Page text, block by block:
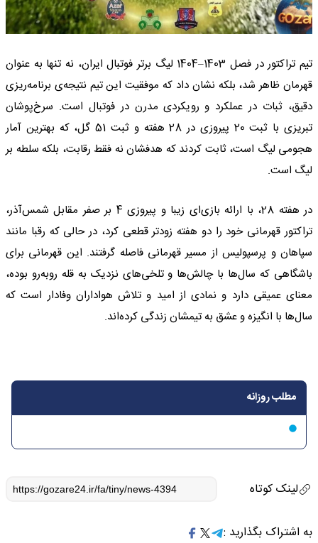
تیم تراکتور در فصل 1403–1404 لیگ برتر فوتبال ایران، نه تنها به عنوان
قهرمان ظاهر شد، بلکه نشان داد که موفقیت این تیم نتیجه‌ی برنامه‌ریزی
دقیق، ثبات در عملکرد و رویکردی مدرن در فوتبال است. سرخ‌پوشان
تبریزی با ثبت 20 پیروزی در 28 هفته و ثبت 51 گل، که بهترین آمار
هجومی لیگ است، ثابت کردند که هدفشان نه فقط رقابت، بلکه سلطه بر
لیگ است.
در هفته 28، با ارائه بازی‌ای زیبا و پیروزی 4 بر صفر مقابل شمس‌آذر،
تراکتور قهرمانی خود را دو هفته زودتر قطعی کرد، در حالی که رقبا مانند
سپاهان و پرسپولیس از مسیر قهرمانی فاصله گرفتند. این قهرمانی برای
باشگاهی که سال‌ها با چالش‌ها و تلخی‌های نزدیک به قله روبه‌رو بوده،
معنای عمیقی دارد و نمادی از امید و تلاش هواداران وفادار است که
سال‌ها با انگیزه و عشق به تیمشان زندگی کرده‌اند.
مطلب روزانه
لینک کوتاه
به اشتراک بگذارید :